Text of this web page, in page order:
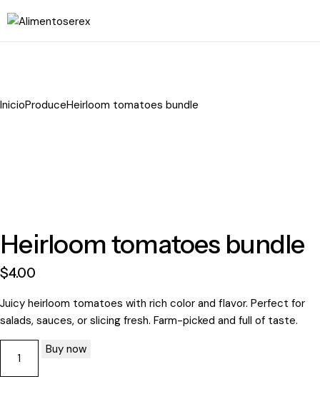
InicioProduceHeirloom tomatoes bundle
Heirloom tomatoes bundle
$4.00
Juicy heirloom tomatoes with rich color and flavor. Perfect for
salads, sauces, or slicing fresh. Farm-picked and full of taste.
Buy now